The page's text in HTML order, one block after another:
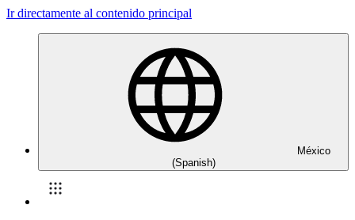
Ir directamente al contenido principal
México
(Spanish)